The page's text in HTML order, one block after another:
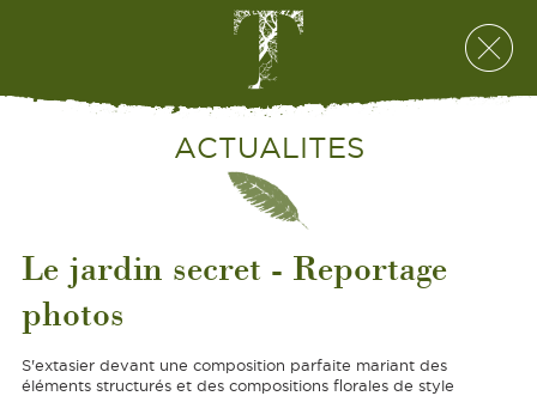
ACTUALITES
Le jardin secret - Reportage
photos
S'extasier devant une composition parfaite mariant des
éléments structurés et des compositions florales de style